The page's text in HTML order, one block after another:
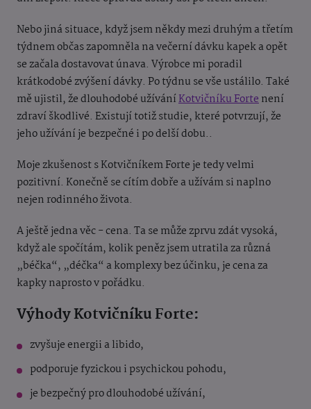
Nebo jiná situace, když jsem někdy mezi druhým a třetím
týdnem občas zapomněla na večerní dávku kapek a opět
se začala dostavovat únava. Výrobce mi poradil
krátkodobé zvýšení dávky. Po týdnu se vše ustálilo. Také
mě ujistil, že dlouhodobé užíváníKotvičníku Fortenení
zdraví škodlivé. Existují totiž studie, které potvrzují, že
jeho užívání je bezpečné i po delší dobu..
Moje zkušenost s Kotvičníkem Forte je tedy velmi
pozitivní. Konečně se cítím dobře a užívám si naplno
nejen rodinného života.
A ještě jedna věc - cena. Ta se může zprvu zdát vysoká,
když ale spočítám, kolik peněz jsem utratila za různá
„béčka“, „déčka“ a komplexy bez účinku, je cena za
kapky naprosto v pořádku.
Výhody Kotvičníku Forte:
zvyšuje energii a libido,
podporuje fyzickou i psychickou pohodu,
je bezpečný pro dlouhodobé užívání,